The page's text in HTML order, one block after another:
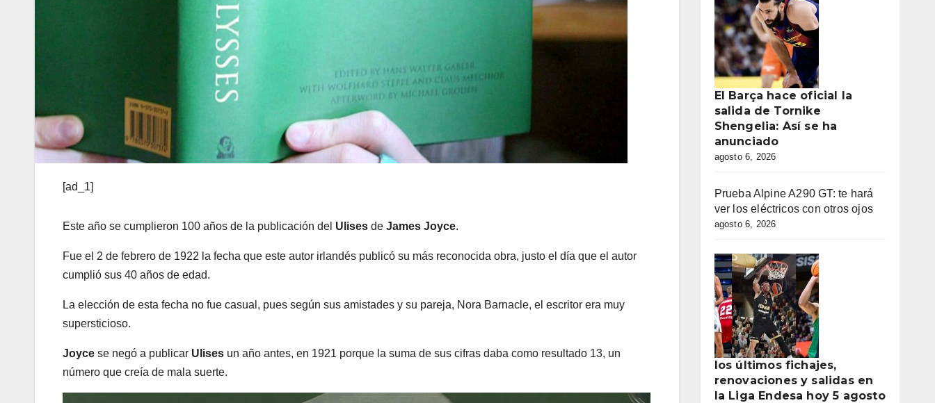
[ad_1]
Este año se cumplieron 100 años de la publicación del Ulises de James Joyce.
Fue el 2 de febrero de 1922 la fecha que este autor irlandés publicó su más reconocida obra, justo el día que el autor
cumplió sus 40 años de edad.
La elección de esta fecha no fue casual, pues según sus amistades y su pareja, Nora Barnacle, el escritor era muy
supersticioso.
Joyce se negó a publicar Ulises un año antes, en 1921 porque la suma de sus cifras daba como resultado 13, un
número que creía de mala suerte.
El Barça hace oficial la
salida de Tornike
Shengelia: Así se ha
anunciado
agosto 6, 2026
Prueba Alpine A290 GT: te hará
ver los eléctricos con otros ojos
agosto 6, 2026
los últimos fichajes,
renovaciones y salidas en
la Liga Endesa hoy 5 agosto